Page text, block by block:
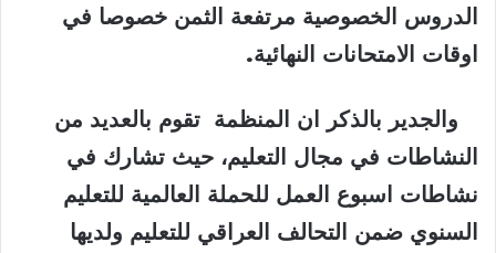
الدروس الخصوصية مرتفعة الثمن خصوصا في
اوقات الامتحانات النهائية.
والجدير بالذكر ان المنظمة تقوم بالعديد من
النشاطات في مجال التعليم، حيث تشارك في
نشاطات اسبوع العمل للحملة العالمية للتعليم
السنوي ضمن التحالف العراقي للتعليم ولديها